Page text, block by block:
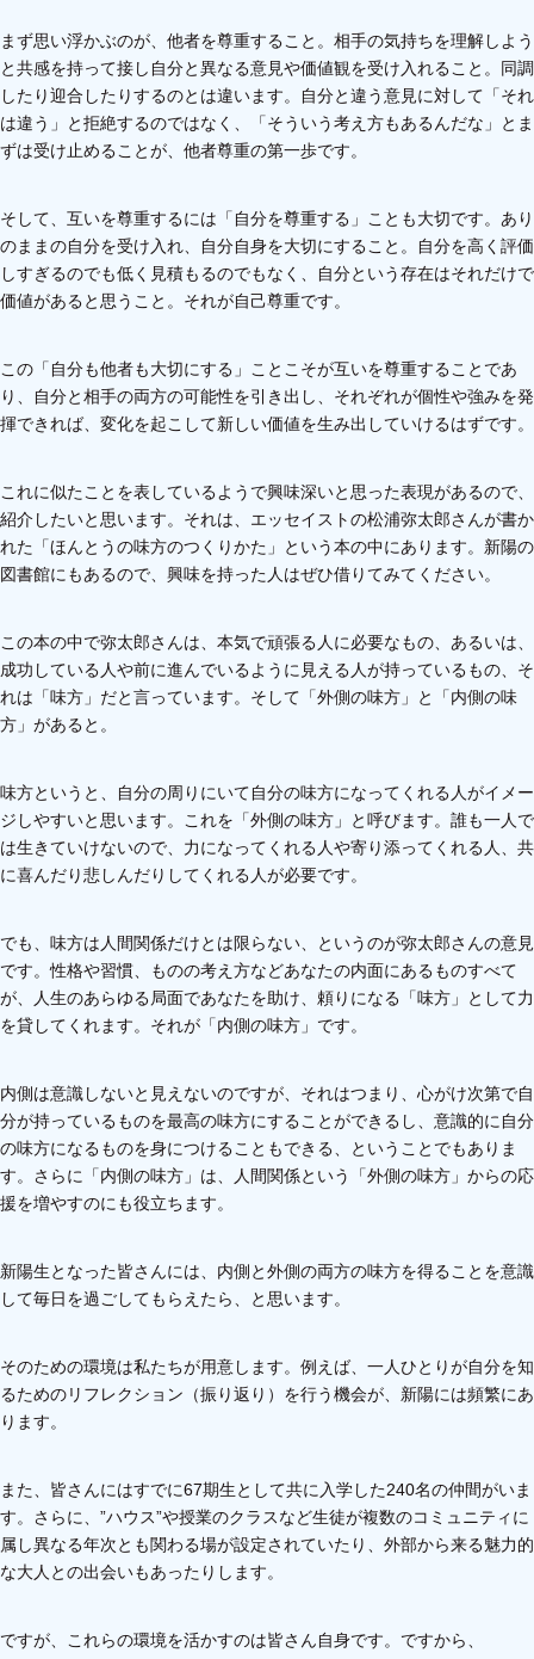
まず思い浮かぶのが、他者を尊重すること。相手の気持ちを理解しよう
と共感を持って接し自分と異なる意見や価値観を受け入れること。同調
したり迎合したりするのとは違います。自分と違う意見に対して「それ
は違う」と拒絶するのではなく、「そういう考え方もあるんだな」とま
ずは受け止めることが、他者尊重の第一歩です。
そして、互いを尊重するには「自分を尊重する」ことも大切です。あり
のままの自分を受け入れ、自分自身を大切にすること。自分を高く評価
しすぎるのでも低く見積もるのでもなく、自分という存在はそれだけで
価値があると思うこと。それが自己尊重です。
この「自分も他者も大切にする」ことこそが互いを尊重することであ
り、自分と相手の両方の可能性を引き出し、それぞれが個性や強みを発
揮できれば、変化を起こして新しい価値を生み出していけるはずです。
これに似たことを表しているようで興味深いと思った表現があるので、
紹介したいと思います。それは、エッセイストの松浦弥太郎さんが書か
れた「ほんとうの味方のつくりかた」という本の中にあります。新陽の
図書館にもあるので、興味を持った人はぜひ借りてみてください。
この本の中で弥太郎さんは、本気で頑張る人に必要なもの、あるいは、
成功している人や前に進んでいるように見える人が持っているもの、そ
れは「味方」だと言っています。そして「外側の味方」と「内側の味
方」があると。
味方というと、自分の周りにいて自分の味方になってくれる人がイメー
ジしやすいと思います。これを「外側の味方」と呼びます。誰も一人で
は生きていけないので、力になってくれる人や寄り添ってくれる人、共
に喜んだり悲しんだりしてくれる人が必要です。
でも、味方は人間関係だけとは限らない、というのが弥太郎さんの意見
です。性格や習慣、ものの考え方などあなたの内面にあるものすべて
が、人生のあらゆる局面であなたを助け、頼りになる「味方」として力
を貸してくれます。それが「内側の味方」です。
内側は意識しないと見えないのですが、それはつまり、心がけ次第で自
分が持っているものを最高の味方にすることができるし、意識的に自分
の味方になるものを身につけることもできる、ということでもありま
す。さらに「内側の味方」は、人間関係という「外側の味方」からの応
援を増やすのにも役立ちます。
新陽生となった皆さんには、内側と外側の両方の味方を得ることを意識
して毎日を過ごしてもらえたら、と思います。
そのための環境は私たちが用意します。例えば、一人ひとりが自分を知
るためのリフレクション（振り返り）を行う機会が、新陽には頻繁にあ
ります。
また、皆さんにはすでに67期生として共に入学した240名の仲間がいま
す。さらに、”ハウス”や授業のクラスなど生徒が複数のコミュニティに
属し異なる年次とも関わる場が設定されていたり、外部から来る魅力的
な大人との出会いもあったりします。
ですが、これらの環境を活かすのは皆さん自身です。ですから、